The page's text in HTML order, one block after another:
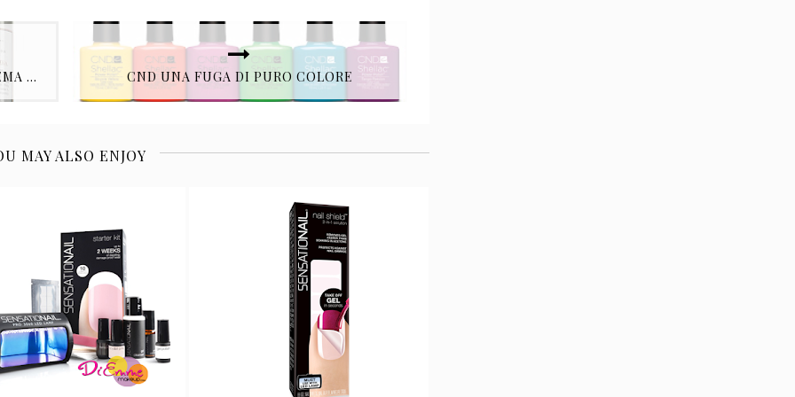
LINEA VETIVER & BLACK TEA E LA CREMA MICRO BLUR SKIN PERFECTOR BY KIEHL'S CND UNA FUGA DI PURO COLORE
MAY ALSO ENJOY